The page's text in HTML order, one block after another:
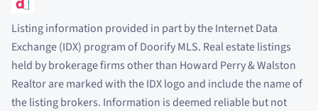
Listing information provided in part by the Internet Data
Exchange (IDX) program of Doorify MLS. Real estate listings
held by brokerage firms other than Howard Perry&Walston
Realtor are marked with the IDX logo and include the name of
the listing brokers. Information is deemed reliable but not